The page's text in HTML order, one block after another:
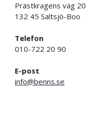
Prästkragens väg 20
132 45 Saltsjö-Boo
Telefon
010-722 20 90
E-post
info@benns.se